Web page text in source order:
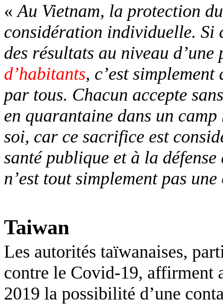
«Au Vietnam, la protection
considération individuelle. Si
des résultats au niveau
d’habitants, c’est
par tous. Chacun accepte
en quarantaine dans un
soi, car ce sacrifice est
santé publique et à la
n’est tout simplement pas
Taiwan
Les autorités taïwanaises,
contre le Covid-19, affirment
2019 la possibilité d’une